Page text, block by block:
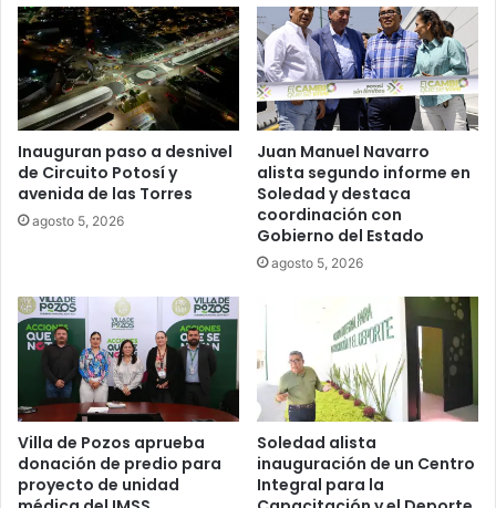
Inauguran paso a desnivel
de Circuito Potosí y
avenida de las Torres
agosto 5, 2026
Juan Manuel Navarro
alista segundo informe en
Soledad y destaca
coordinación con
Gobierno del Estado
agosto 5, 2026
Villa de Pozos aprueba
donación de predio para
proyecto de unidad
Soledad alista
inauguración de un Centro
Integral para la